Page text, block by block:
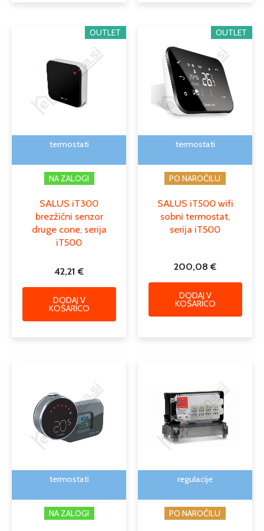
OUTLET
termostati
NA ZALOGI
SALUS iT300
brezžični senzor
druge cone, serija
iT500
42,21€
DODAJ V
KOŠARICO
OUTLET
termostati
PO NAROČILU
SALUS iT500 wifi
sobni termostat,
serija iT500
200,08€
DODAJ V
KOŠARICO
termostati
NA ZALOGI
regulacije
PO NAROČILU